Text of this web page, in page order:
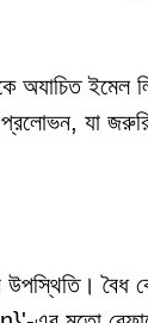
অযাচিত ইমেল
যা
বৈধ